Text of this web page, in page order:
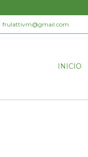
frulattivm@gmail.com
INICIO